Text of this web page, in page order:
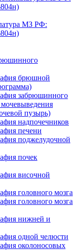
МЗ РФ:
брюшной
забрюшинного
мочевыведения
пузырь)
надпочечников
печени
поджелудочной
почек
височной
головного мозга
головного мозга
нижней и
одной челюсти
околоносовых